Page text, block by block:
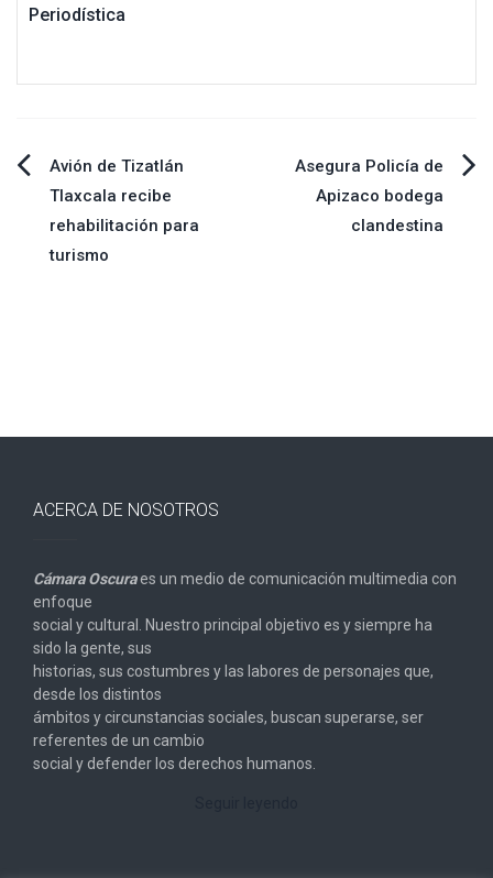
Periodística
Navegación
de
Avión de Tizatlán
Tlaxcala recibe
rehabilitación para
turismo
Asegura Policía de
Apizaco bodega
clandestina
ACERCA DE NOSOTROS
Cámara Oscuraes un medio de comunicación multimedia con
enfoque
social y cultural. Nuestro principal objetivo es y siempre ha
sido la gente, sus
historias, sus costumbres y las labores de personajes que,
desde los distintos
ámbitos y circunstancias sociales, buscan superarse, ser
referentes de un cambio
social y defender los derechos humanos.